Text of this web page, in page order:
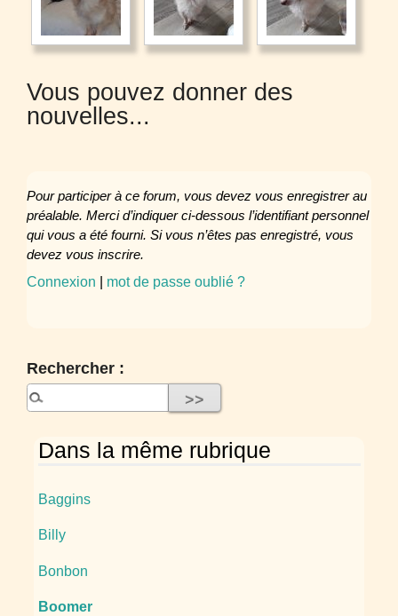
Vous pouvez donner des
nouvelles...
Pour participer à ce forum, vous devez vous enregistrer au
préalable. Merci d’indiquer ci-dessous l’identifiant personnel
qui vous a été fourni. Si vous n’êtes pas enregistré, vous
devez vous inscrire.
Connexion | mot de passe oublié ?
Rechercher :
Dans la même rubrique
Baggins
Billy
Bonbon
Boomer